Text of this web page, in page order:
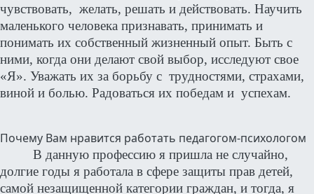
чувствовать, желать, решать и действовать. Научить
маленького человека признавать, принимать и
понимать их собственный жизненный опыт. Быть с
ними, когда они делают свой выбор, исследуют свое
«Я». Уважать их за борьбу с трудностями, страхами,
виной и болью. Радоваться их победам и успехам.
Почему Вам нравится работать педагогом-психологом
В данную профессию я пришла не случайно,
долгие годы я работала в сфере защиты прав детей,
самой незащищенной категории граждан, и тогда, я